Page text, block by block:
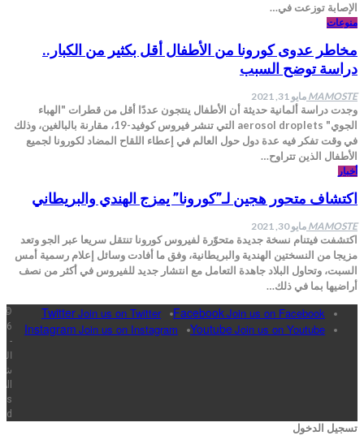
الإصابة توزعت في…
منوعات
مخاطر عدوى كورونا من الأطفال أقل بكثير من الكبار..
دراسة توضح السبب
MAMOSTE مايو 31, 2021
وجدت دراسة ألمانية حديثة أن الأطفال ينتجون عددًا أقل من قطرات "الهباء
الجوي" aerosol droplets التي تنشر فيروس كوفيد-19، مقارنة بالبالغين، وذلك
في وقت تفكر فيه عدة دول حول العالم في إعطاء اللقاح المضاد لكورونا لجميع
الأطفال الذين تتراوح…
أخبار
اكتشاف متحور هجين لـ”كورونا” يمزج الهندي والبريطاني
MAMOSTE مايو 30, 2021
اكتشفت فيتنام نسخة جديدة متحوّرة لفيروس كورونا تنتقل سريعا عبر الجو وتعد
مزيجا من النسختين الهندية والبريطانية، وفق ما أفادت وسائل إعلام رسمية أمس
السبت، وتحاول البلاد جاهدة التعامل مع انتشار جديد للفيروس في أكثر من نصف
أراضيها بما في ذلك…
FacebookJoin us on Facebook
TwitterJoin us on Twitter
YoutubeJoin us on Youtube
Instagram Join us on Instagram
©
-
All
تسجيل الدخول